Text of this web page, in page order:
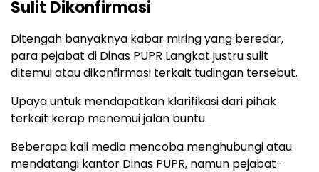
Sulit Dikonfirmasi
Ditengah banyaknya kabar miring yang beredar,
para pejabat di Dinas PUPR Langkat justru sulit
ditemui atau dikonfirmasi terkait tudingan tersebut.
Upaya untuk mendapatkan klarifikasi dari pihak
terkait kerap menemui jalan buntu.
Beberapa kali media mencoba menghubungi atau
mendatangi kantor Dinas PUPR, namun pejabat-